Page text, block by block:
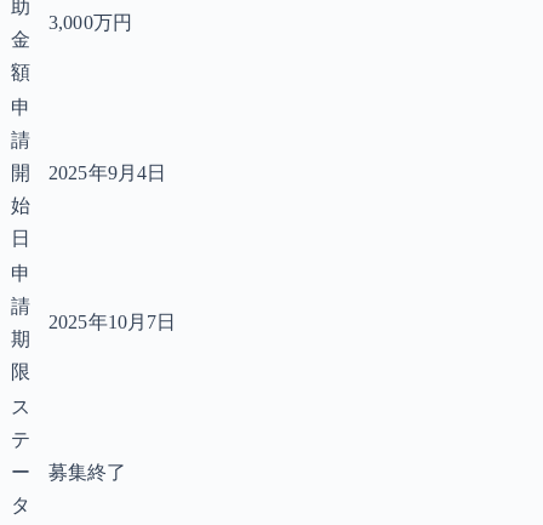
助
金
額
3,000万円
申
請
開
始
日
2025年9月4日
申
請
期
限
2025年10月7日
ス
テ
ー
タ
募集終了